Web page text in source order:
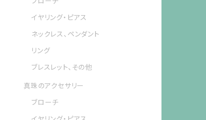
イヤリング・ピアス
ネックレス、ペンダント
リング
ブレスレット、その他
真珠のアクセサリー
ブローチ